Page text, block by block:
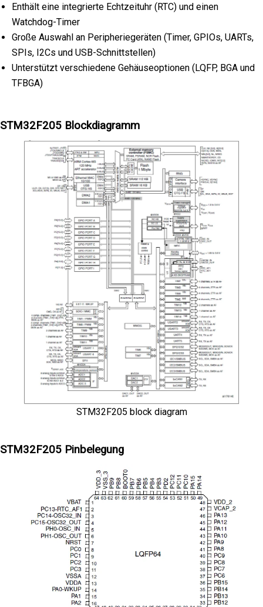
Enthält eine integrierte Echtzeituhr (RTC) und einen
Watchdog-Timer
Große Auswahl an Peripheriegeräten (Timer, GPIOs, UARTs,
SPIs, I2Cs und USB-Schnittstellen)
Unterstützt verschiedene Gehäuseoptionen (LQFP, BGA und
TFBGA)
STM32F205 Blockdiagramm
STM32F205 block diagram
STM32F205 Pinbelegung